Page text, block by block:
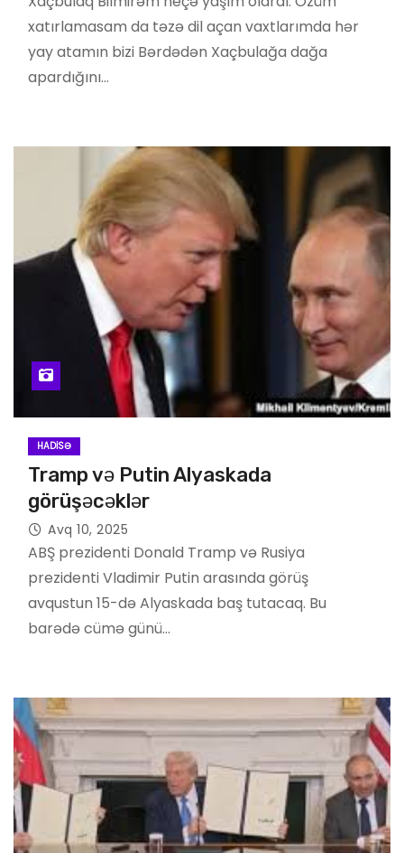
xatırlamasam da təzə dil açan vaxtlarımda hər
yay atamın bizi Bərdədən Xaçbulağa dağa
apardığını…
HADISƏ
Tramp və Putin Alyaskada
görüşəcəklər
Avq 10, 2025
ABŞ prezidenti Donald Tramp və Rusiya
prezidenti Vladimir Putin arasında görüş
avqustun 15-də Alyaskada baş tutacaq. Bu
barədə cümə günü…